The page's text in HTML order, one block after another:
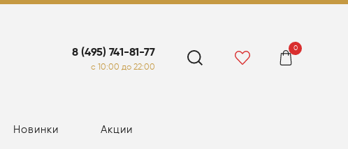
8 (495) 741-81-77
c 10:00 до 22:00
0
Новинки Акции